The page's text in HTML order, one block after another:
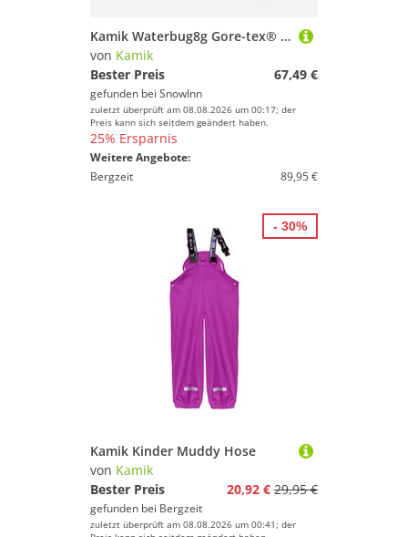
Kamik Waterbug8g Gore-tex® Youth Snow Boots Lila EU 36 Mädchen
von Kamik
Bester Preis
67,49 €
gefunden bei SnowInn
zuletzt überprüft am 08.08.2026 um 00:17; der
Preis kann sich seitdem geändert haben.
25% Ersparnis
Weitere Angebote:
Bergzeit
89,95 €
Kamik Kinder Muddy Hose
von Kamik
Bester Preis
20,92 € 29,95 €
gefunden bei Bergzeit
zuletzt überprüft am 08.08.2026 um 00:41; der
- 30%